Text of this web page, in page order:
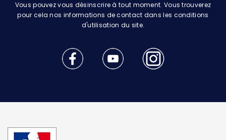
Vous pouvez vous désinscrire à tout moment. Vous trouverez
pour cela nos informations de contact dans les conditions
d'utilisation du site.